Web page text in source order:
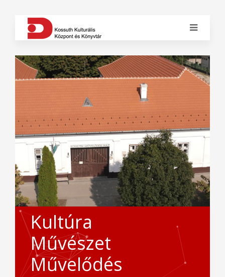
Kultúra
Művészet
Művelődés